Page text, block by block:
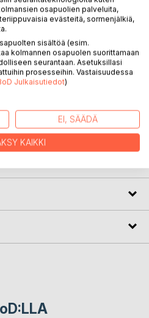
ja alueella vaikuttava
Ja miten mayojen
vaikuttaa tapahtumien
on vain muutaman
vauhdikkaasti ja Sara
maailmanlopun
oD:LLA
osapuolien palveluita,
evästeitä, sormenjälkiä,
sisältöä (esim.
kolmannen osapuolen suorittamaan
seurantaan. Asetuksillasi
prosesseihin. Vastaisuudessa
Julkaisutiedot)
EI, SÄÄDÄ
KAIKKI